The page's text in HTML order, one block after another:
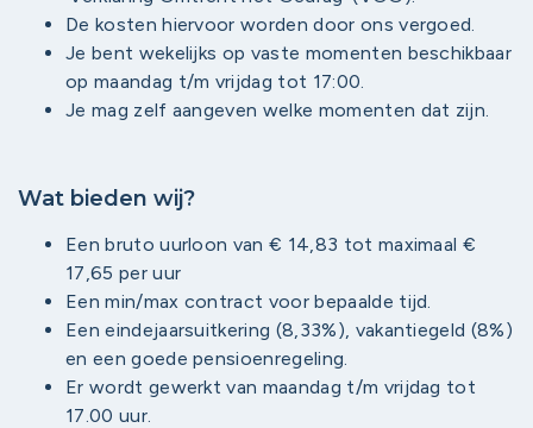
De kosten hiervoor worden door ons vergoed.
Je bent wekelijks op vaste momenten beschikbaar
op maandag t/m vrijdag tot 17:00.
Je mag zelf aangeven welke momenten dat zijn.
Wat bieden wij?
Een bruto uurloon van € 14,83 tot maximaal €
17,65 per uur
Een min/max contract voor bepaalde tijd.
Een eindejaarsuitkering (8,33%), vakantiegeld (8%)
en een goede pensioenregeling.
Er wordt gewerkt van maandag t/m vrijdag tot
17.00 uur.